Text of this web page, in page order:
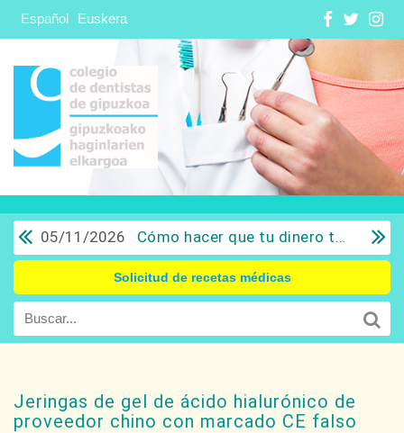
Español Euskera
05/11/2026 Cómo hacer que tu dinero trabaje para ti: Del ahorro a la inversión con sentido común.
Solicitud de recetas médicas
Jeringas de gel de ácido hialurónico de
proveedor chino con marcado CE falso